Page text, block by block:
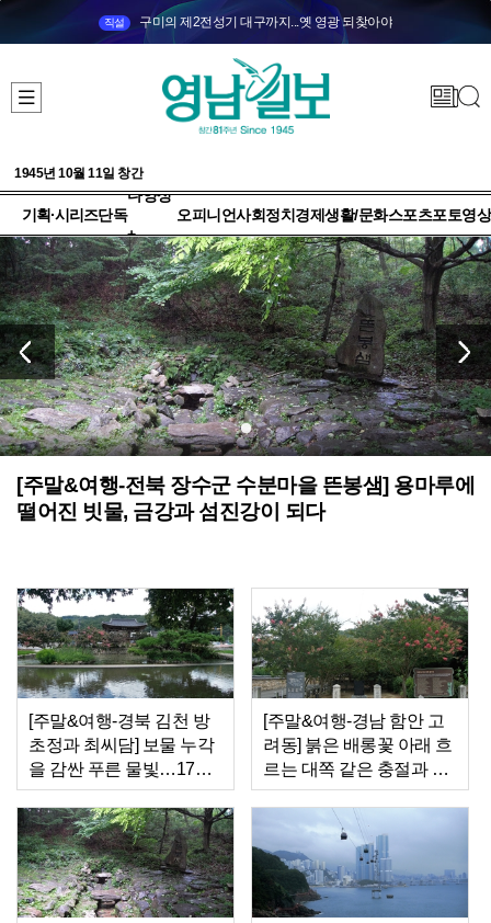
직설 구미의 제2전성기 대구까지...옛 영광 되찾아야
1945년 10월 11일 창간
기획·시리즈단독
다양성
+
오피니언사회정치 경제생활/문화스포츠포토영상
[주말&여행-전북 장수군 수분마을 뜬봉샘] 용마루에
떨어진 빗물, 금강과 섬진강이 되다
[주말&여행-경북 김천 방
초정과 최씨담] 보물 누각
을 감싼 푸른 물빛…17세
신부의 정절을 품다
[주말&여행-경남 함안 고
려동] 붉은 배롱꽃 아래 흐
르는 대쪽 같은 충절과 효
심